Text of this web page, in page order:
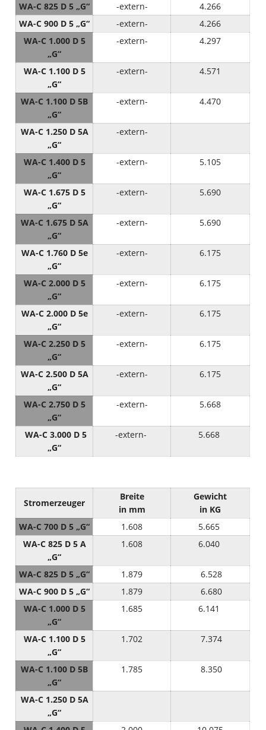
WA-C 825 D 5 „G“ -extern-
4.266
WA-C 900 D 5 „G“
-extern-
4.266
WA-C 1.000 D 5
„G“
-extern- 4.297
WA-C 1.100 D 5
„G“
-extern- 4.571
WA-C 1.100 D 5B
„G“
-extern- 4.470
WA-C 1.250 D 5A
„G“
-extern-
WA-C 1.400 D 5
„G“
-extern- 5.105
WA-C 1.675 D 5
„G“
-extern- 5.690
WA-C 1.675 D 5A
„G“
-extern- 5.690
WA-C 1.760 D 5e
„G“
-extern- 6.175
WA-C 2.000 D 5
„G“
-extern- 6.175
WA-C 2.000 D 5e
„G“
-extern- 6.175
WA-C 2.250 D 5
„G“
-extern- 6.175
WA-C 2.500 D 5A
„G“
-extern- 6.175
WA-C 2.750 D 5
„G“
-extern- 5.668
WA-C 3.000 D 5
„G“
-extern- 5.668
Stromerzeuger
Breite
in mm
Gewicht
in KG
WA-C 700 D 5 „G“
1.608
5.665
WA-C 825 D 5 A
„G“
1.608 6.040
WA-C 825 D 5 „G“ 1.879
6.528
WA-C 900 D 5 „G“
1.879
6.680
WA-C 1.000 D 5
„G“
1.685 6.141
WA-C 1.100 D 5
„G“
1.702 7.374
WA-C 1.100 D 5B
„G“
1.785 8.350
WA-C 1.250 D 5A
„G“